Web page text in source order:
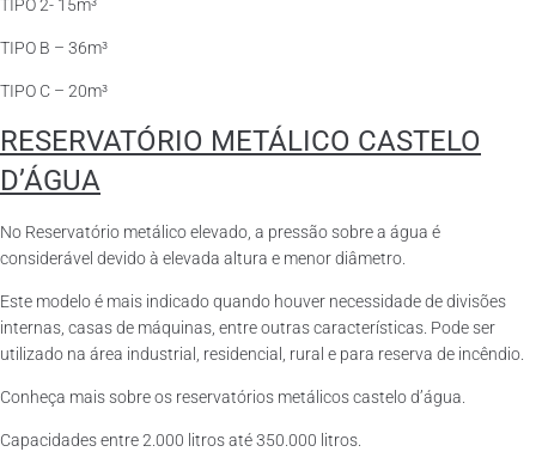
TIPO 2- 15m³
TIPO B – 36m³
TIPO C – 20m³
RESERVATÓRIO METÁLICO CASTELO
D’ÁGUA
No Reservatório metálico elevado, a pressão sobre a água é
considerável devido à elevada altura e menor diâmetro.
Este modelo é mais indicado quando houver necessidade de divisões
internas, casas de máquinas, entre outras características. Pode ser
utilizado na área industrial, residencial, rural e para reserva de incêndio.
Conheça mais sobre os reservatórios metálicos castelo d’água.
Capacidades entre 2.000 litros até 350.000 litros.